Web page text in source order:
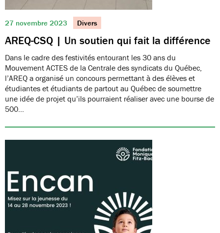
27 novembre 2023 Divers
AREQ-CSQ | Un soutien qui fait la différence
Dans le cadre des festivités entourant les 30 ans du
Mouvement ACTES de la Centrale des syndicats du Québec,
l’AREQ a organisé un concours permettant à des élèves et
étudiantes et étudiants de partout au Québec de soumettre
une idée de projet qu’ils pourraient réaliser avec une bourse de
500…